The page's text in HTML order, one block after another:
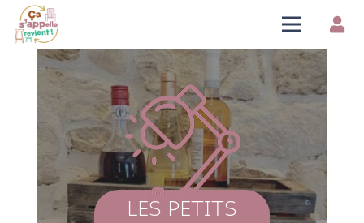
LES PETITS